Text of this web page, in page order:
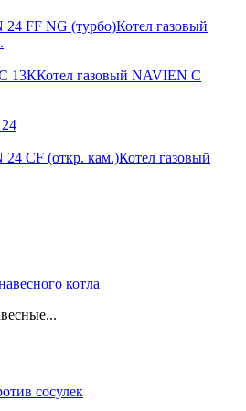
24 FF NG (турбо)Котел газовый
13ККотел газовый NAVIEN С
24 CF (откр. кам.)Котел газовый
котла
сосулек